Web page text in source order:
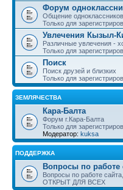
Форум
Общение одноклассников
Только для
Увлечения Кызыл-
Различные увлечения -
Только для
Поиск
Поиск друзей и близких
Только для
ЗЕМЛЯЧЕСТВА
Кара-Балта
Форум г.Кара-Балта
Только для
Модератор: kuksa
ПОДДЕРЖКА
Вопросы по работе
Вопросы по работе
ОТКРЫТ ДЛЯ ВСЕХ